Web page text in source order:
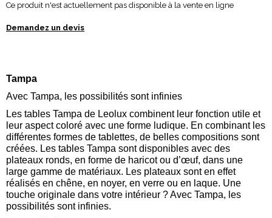
Ce produit n'est actuellement pas disponible à la vente en ligne
Demandez un devis
Tampa
Avec Tampa, les possibilités sont infinies
Les tables Tampa de Leolux combinent leur fonction utile et
leur aspect coloré avec une forme ludique. En combinant les
différentes formes de tablettes, de belles compositions sont
créées. Les tables Tampa sont disponibles avec des
plateaux ronds, en forme de haricot ou d’œuf, dans une
large gamme de matériaux. Les plateaux sont en effet
réalisés en chêne, en noyer, en verre ou en laque. Une
touche originale dans votre intérieur ? Avec Tampa, les
possibilités sont infinies.